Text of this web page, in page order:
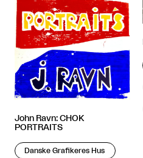
John Ravn: CHOK
PORTRAITS
Danske Grafikeres Hus